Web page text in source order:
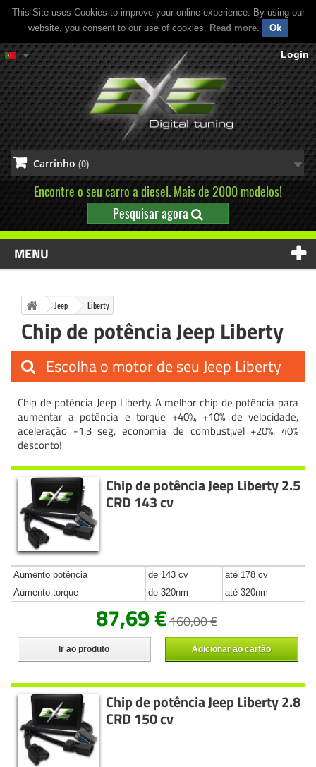
This Site uses Cookies to improve your online experience. By using our
website, you consent to our use of cookies. Read more. Ok
Login
Carrinho (0)
Encontre o seu carro a diesel. Mais de 2000 modelos!
Pesquisar agora
MENU
Jeep Liberty
Chip de potência Jeep Liberty
Escolha o motor de seu Jeep Liberty
Chip de potência Jeep Liberty. A melhor chip de potência para
aumentar a potência e torque +40%, +10% de velocidade,
aceleração -1,3 seg, economia de combust¡vel +20%. 40%
desconto!
Chip de potência Jeep Liberty 2.5
CRD 143 cv
Aumento potência de 143 cv
até 178 cv
Aumento torque
de 320nm até 320nm
87,69 €160,00 €
Ir ao produto Adicionar ao cartão
Chip de potência Jeep Liberty 2.8
CRD 150 cv